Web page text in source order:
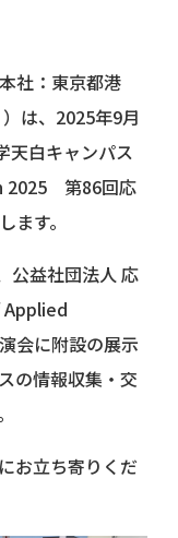
社：東京都港
は、2025年9月
天白キャンパス
2025 第86回応
す。
公益社団法人 応
Applied
会に附設の展示
の情報収集・交
お立ち寄りくだ